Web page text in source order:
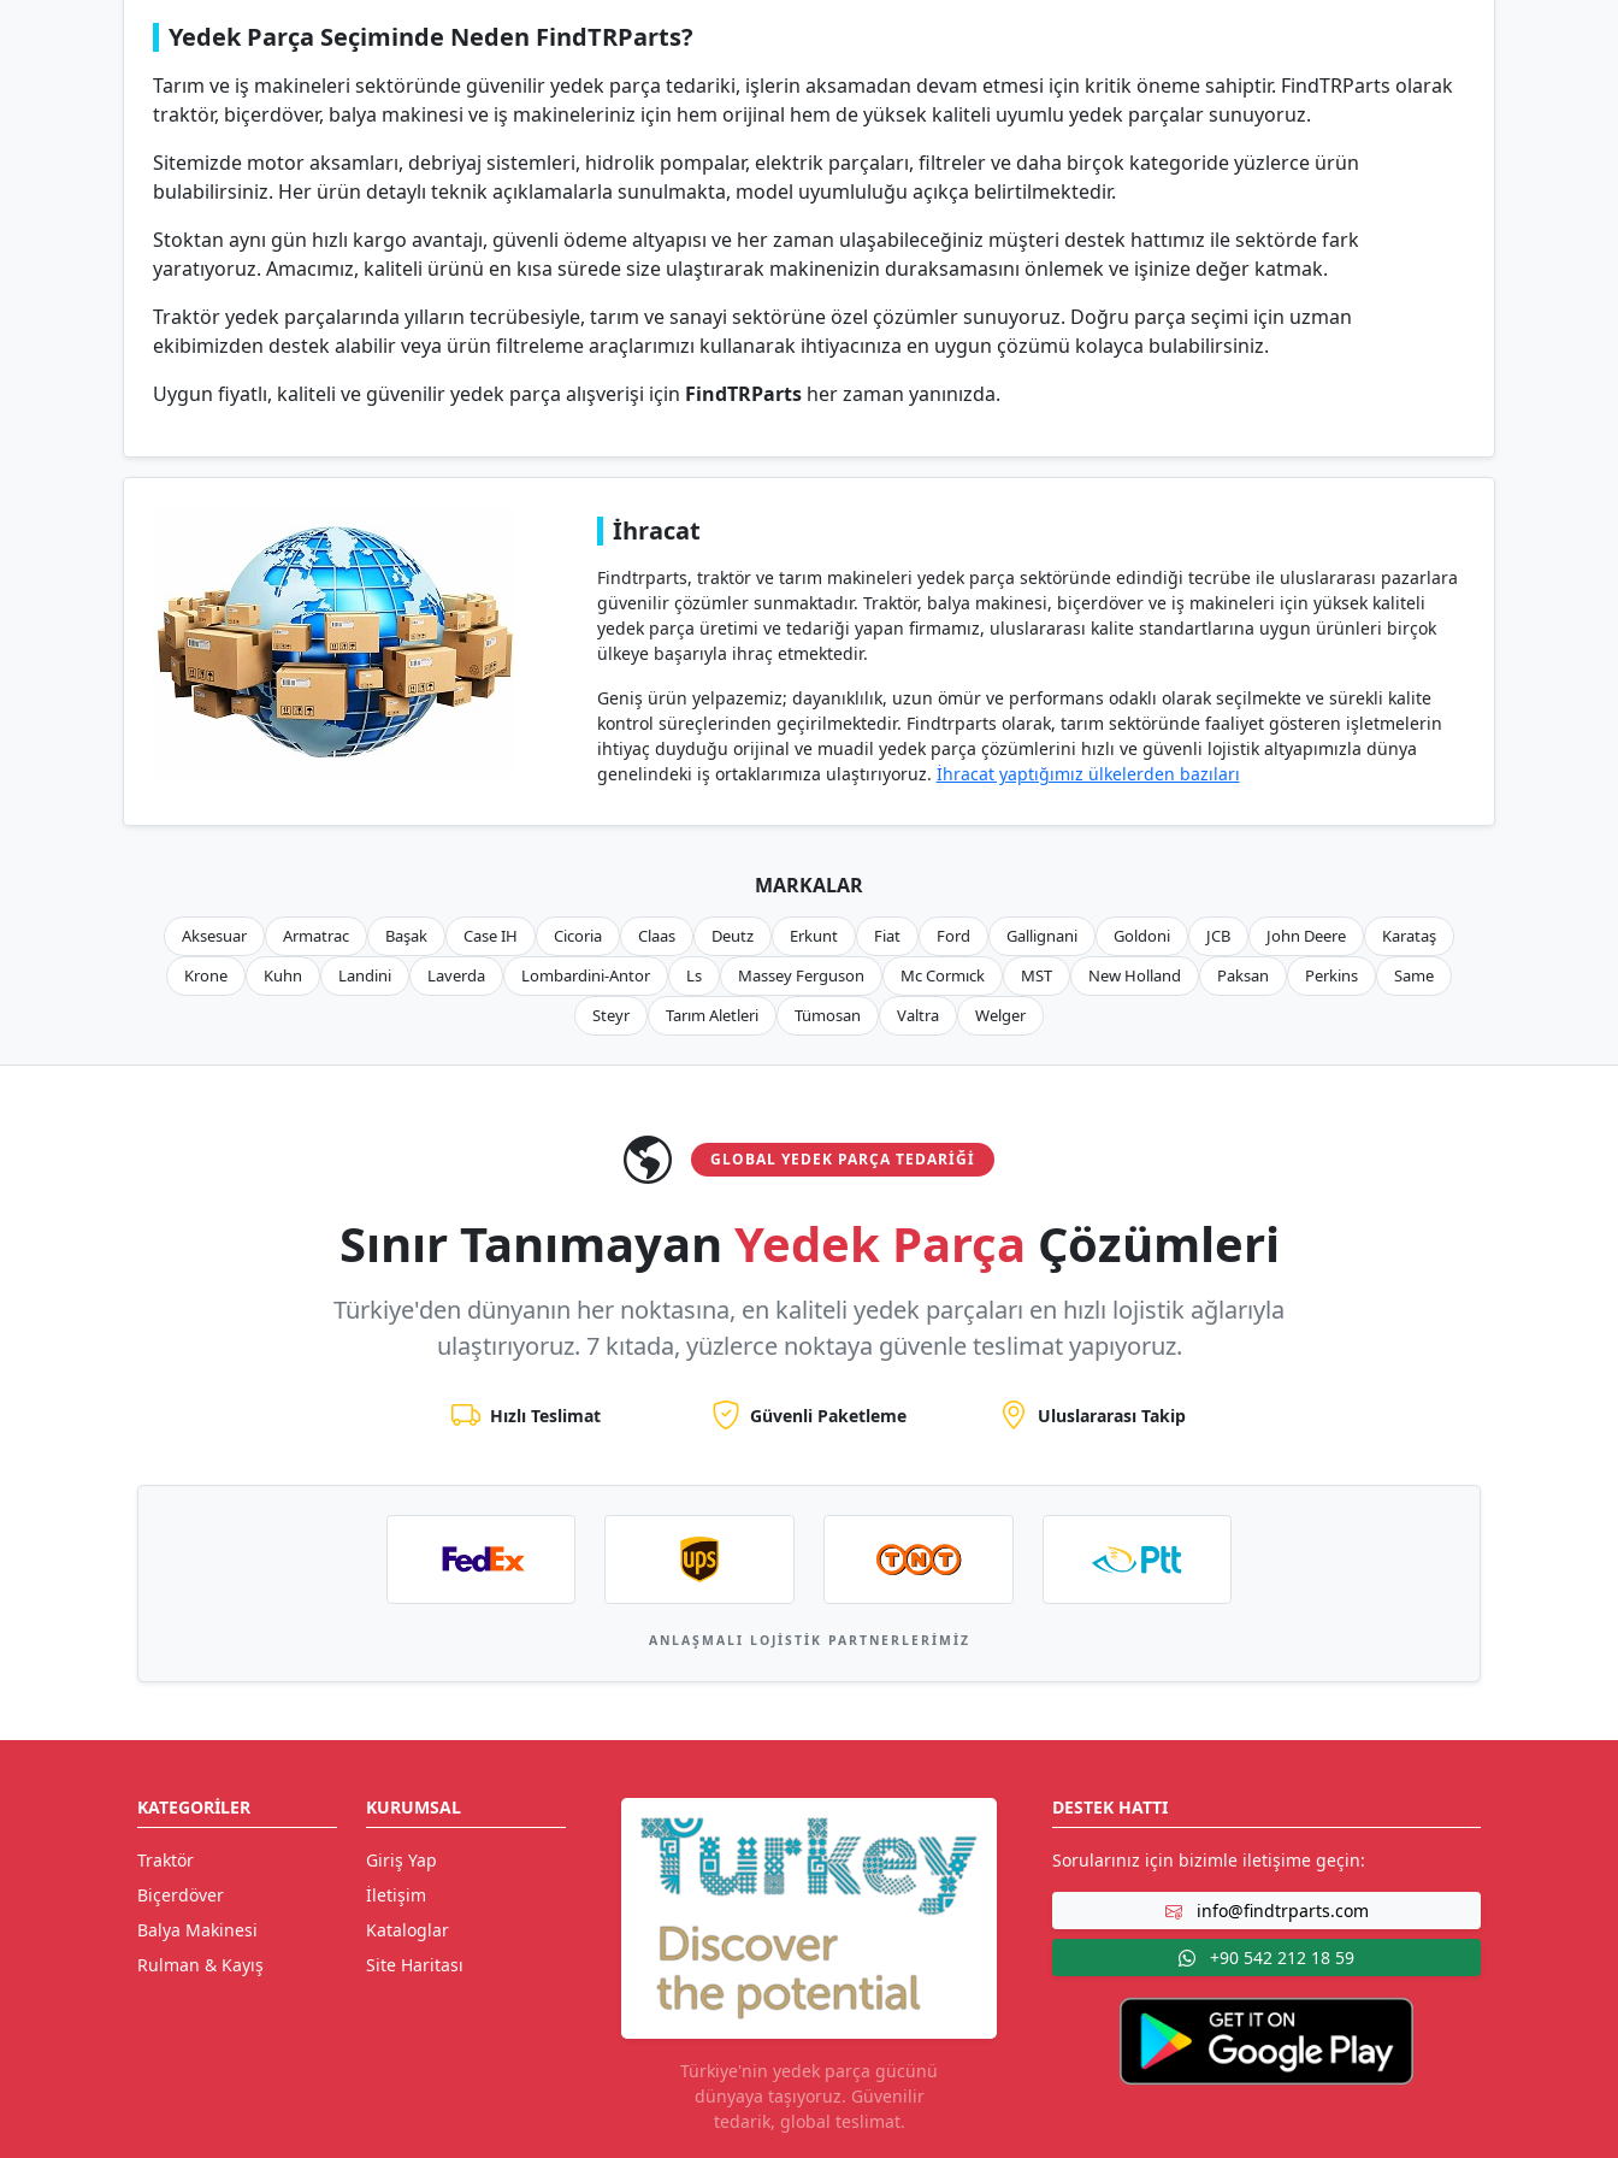
Yedek Parça Seçiminde Neden FindTRParts?
Tarım ve iş makineleri sektöründe güvenilir yedek parça tedariki, işlerin aksamadan devam etmesi için kritik öneme sahiptir. FindTRParts olarak
traktör, biçerdöver, balya makinesi ve iş makineleriniz için hem orijinal hem de yüksek kaliteli uyumlu yedek parçalar sunuyoruz.
Sitemizde motor aksamları, debriyaj sistemleri, hidrolik pompalar, elektrik parçaları, filtreler ve daha birçok kategoride yüzlerce ürün
bulabilirsiniz. Her ürün detaylı teknik açıklamalarla sunulmakta, model uyumluluğu açıkça belirtilmektedir.
Stoktan aynı gün hızlı kargo avantajı, güvenli ödeme altyapısı ve her zaman ulaşabileceğiniz müşteri destek hattımız ile sektörde fark
yaratıyoruz. Amacımız, kaliteli ürünü en kısa sürede size ulaştırarak makinenizin duraksamasını önlemek ve işinize değer katmak.
Traktör yedek parçalarında yılların tecrübesiyle, tarım ve sanayi sektörüne özel çözümler sunuyoruz. Doğru parça seçimi için uzman
ekibimizden destek alabilir veya ürün filtreleme araçlarımızı kullanarak ihtiyacınıza en uygun çözümü kolayca bulabilirsiniz.
Uygun fiyatlı, kaliteli ve güvenilir yedek parça alışverişi için FindTRParts her zaman yanınızda.
İhracat
Findtrparts, traktör ve tarım makineleri yedek parça sektöründe edindiği tecrübe ile uluslararası pazarlara
güvenilir çözümler sunmaktadır. Traktör, balya makinesi, biçerdöver ve iş makineleri için yüksek kaliteli
yedek parça üretimi ve tedariği yapan firmamız, uluslararası kalite standartlarına uygun ürünleri birçok
ülkeye başarıyla ihraç etmektedir.
Geniş ürün yelpazemiz; dayanıklılık, uzun ömür ve performans odaklı olarak seçilmekte ve sürekli kalite
kontrol süreçlerinden geçirilmektedir. Findtrparts olarak, tarım sektöründe faaliyet gösteren işletmelerin
ihtiyaç duyduğu orijinal ve muadil yedek parça çözümlerini hızlı ve güvenli lojistik altyapımızla dünya
genelindeki iş ortaklarımıza ulaştırıyoruz. İhracat yaptığımız ülkelerden bazıları
MARKALAR
Aksesuar Armatrac Başak Case IH Cicoria Claas Deutz Erkunt Fiat Ford Gallignani Goldoni JCB John Deere
Karataş
Krone
Kuhn Landini Laverda Lombardini-Antor Ls Massey Ferguson Mc Cormıck MST New Holland Paksan Perkins
Same
Steyr
Tarım Aletleri Tümosan Valtra Welger
GLOBAL YEDEK PARÇA TEDARIĞI
Sınır Tanımayan Yedek Parça Çözümleri
Türkiye'den dünyanın her noktasına, en kaliteli yedek parçaları en hızlı lojistik ağlarıyla
ulaştırıyoruz. 7 kıtada, yüzlerce noktaya güvenle teslimat yapıyoruz.
Hızlı Teslimat Güvenli Paketleme Uluslararası Takip
ANLAŞMALI LOJISTIK PARTNERLERIMIZ
KATEGORILER
Traktör
Biçerdöver
Balya Makinesi
Rulman & Kayış
KURUMSAL
Giriş Yap
İletişim
Kataloglar
Site Haritası
Türkiye'nin yedek parça gücünü
dünyaya taşıyoruz. Güvenilir
tedarik, global teslimat.
DESTEK HATTI
Sorularınız için bizimle iletişime geçin:
info@findtrparts.com
+90 542 212 18 59